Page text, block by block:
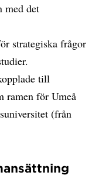
med det
strategiska frågor
till
ramen för Umeå
(från